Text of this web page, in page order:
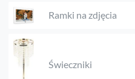
Ramki na zdjęcia
Świeczniki